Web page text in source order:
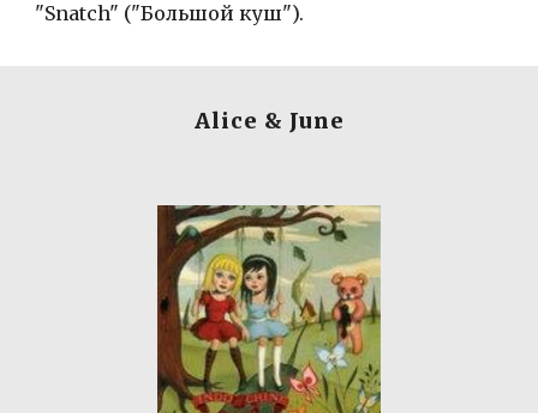
"Snatch" ("Большой куш").
Alice & June